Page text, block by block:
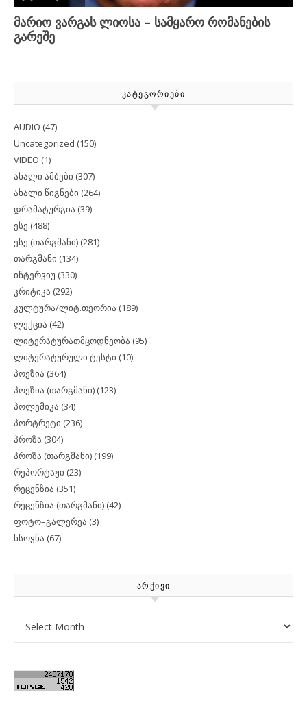
ᲙᲐᲢᲔᲒᲝᲠᲘᲔᲑᲘ
AUDIO (47)
Uncategorized (150)
VIDEO (1)
ახალი ამბები (307)
ახალი წიგნები (264)
დრამატურგია (39)
ესე (488)
ესე (თარგმანი) (281)
თარგმანი (134)
ინტერვიუ (330)
კრიტიკა (292)
კულტურა/ლიტ.თეორია (189)
ლექცია (42)
ლიტერატურათმცოდნეობა (95)
ლიტერატურული ტესტი (10)
პოეზია (364)
პოეზია (თარგმანი) (123)
პოლემიკა (34)
პორტრეტი (236)
პროზა (304)
პროზა (თარგმანი) (199)
რეპორტაჟი (23)
რეცენზია (351)
რეცენზია (თარგმანი) (42)
ფოტო–გალერეა (3)
ხსოვნა (67)
ᲐᲠᲥᲘᲕᲘ